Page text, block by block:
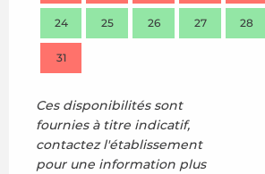
24 25 26 27 28
31
Ces disponibilités sont
fournies à titre indicatif,
contactez l'établissement
pour une information plus